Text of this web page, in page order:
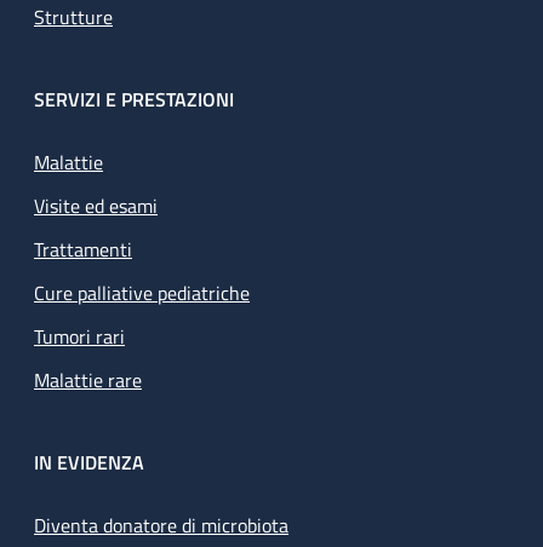
Strutture
SERVIZI E PRESTAZIONI
Malattie
Visite ed esami
Trattamenti
Cure palliative pediatriche
Tumori rari
Malattie rare
IN EVIDENZA
Diventa donatore di microbiota